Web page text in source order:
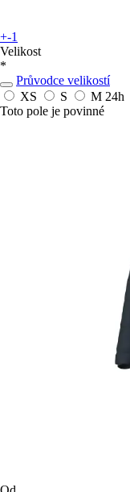
+-1
Velikost
*
Průvodce velikostí
XS
S M 24h
Toto pole je povinné